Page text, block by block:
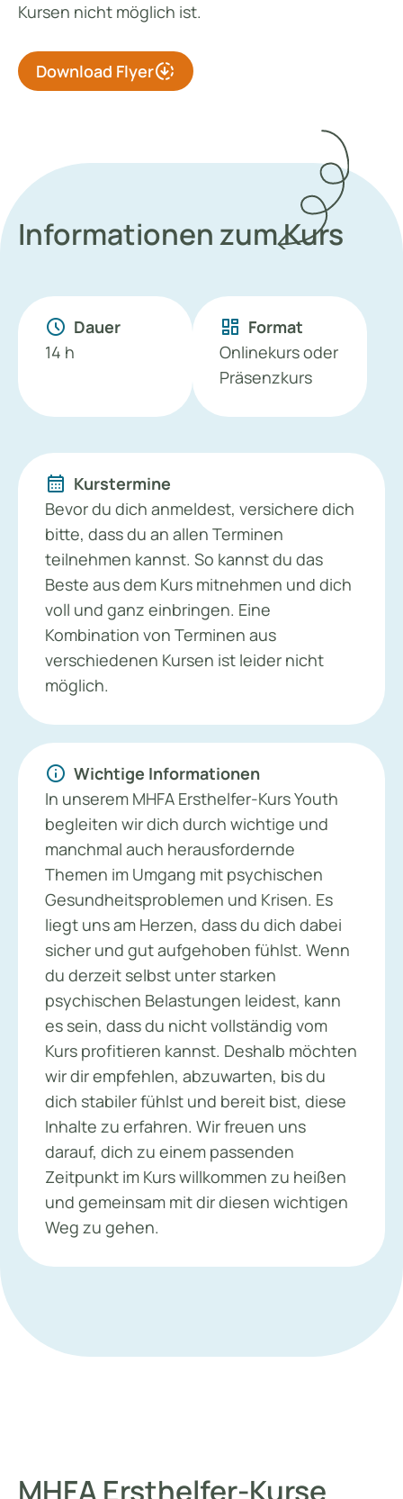
Kursen nicht möglich ist.
Download Flyerdownloading
Informationen zum Kurs
schedule Dauer
14 h
dashboard Format
Onlinekurs oder
Präsenzkurs
calendar_month Kurstermine
Bevor du dich anmeldest, versichere dich
bitte, dass du an allen Terminen
teilnehmen kannst. So kannst du das
Beste aus dem Kurs mitnehmen und dich
voll und ganz einbringen. Eine
Kombination von Terminen aus
verschiedenen Kursen ist leider nicht
möglich.
info Wichtige Informationen
In unserem MHFA Ersthelfer-Kurs Youth
begleiten wir dich durch wichtige und
manchmal auch herausfordernde
Themen im Umgang mit psychischen
Gesundheitsproblemen und Krisen. Es
liegt uns am Herzen, dass du dich dabei
sicher und gut aufgehoben fühlst. Wenn
du derzeit selbst unter starken
psychischen Belastungen leidest, kann
es sein, dass du nicht vollständig vom
Kurs profitieren kannst. Deshalb möchten
wir dir empfehlen, abzuwarten, bis du
dich stabiler fühlst und bereit bist, diese
Inhalte zu erfahren. Wir freuen uns
darauf, dich zu einem passenden
Zeitpunkt im Kurs willkommen zu heißen
und gemeinsam mit dir diesen wichtigen
Weg zu gehen.
MHFA Ersthelfer-Kurse